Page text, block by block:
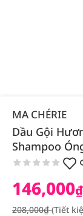
MA CHÉRIE
Dầu Gội
Shampoo
146,000₫
208,000₫(Tiết